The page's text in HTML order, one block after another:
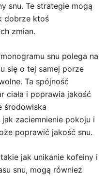
snu. Te strategie mogą
dobrze ktoś
zmian.
snu polega na
się o tej samej porze
Ta spójność
ciała i poprawia jakość
środowiska
zaciemnienie pokoju i
poprawić jakość snu.
jak unikanie kofeiny i
snu, mogą również